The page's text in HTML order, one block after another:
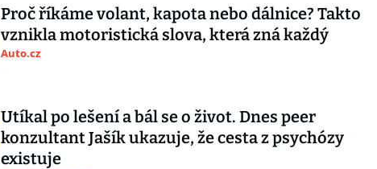
Proč říkáme volant, kapota nebo dálnice? Takto
vznikla motoristická slova, která zná každý
Auto.cz
Utíkal po lešení a bál se o život. Dnes peer
konzultant Jašík ukazuje, že cesta z psychózy
existuje